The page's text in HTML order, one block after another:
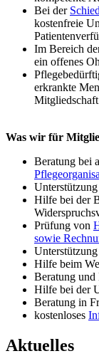
Bei der
kostenfreie
Im Bereich
ein offenes
erkrankte
Was wir für
Beratung bei
Hilfe bei der
Prüfung von
sowie
Hilfe beim
Beratung und
Hilfe bei der
Beratung in
kostenloses
Aktuelles